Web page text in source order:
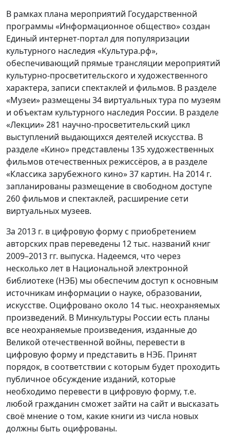
В рамках плана мероприятий Государственной
программы «Информационное общество» создан
Единый интернет-портал для популяризации
культурного наследия «Культура.рф»,
обеспечивающий прямые трансляции мероприятий
культурно-просветительского и художественного
характера, записи спектаклей и фильмов. В разделе
«Музеи» размещены 34 виртуальных тура по музеям
и объектам культурного наследия России. В разделе
«Лекции» 281 научно-просветительский цикл
выступлений выдающихся деятелей искусства. В
разделе «Кино» представлены 135 художественных
фильмов отечественных режиссёров, а в разделе
«Классика зарубежного кино» 37 картин. На 2014 г.
запланированы размещение в свободном доступе
260 фильмов и спектаклей, расширение сети
виртуальных музеев.
За 2013 г. в цифровую форму с приобретением
авторских прав переведены 12 тыс. названий книг
2009–2013 гг. выпуска. Надеемся, что через
несколько лет в Национальной электронной
библиотеке (НЭБ) мы обеспечим доступ к основным
источникам информации о науке, образовании,
искусстве. Оцифровано около 14 тыс. неохраняемых
произведений. В Минкультуры России есть планы
все неохраняемые произведения, изданные до
Великой отечественной войны, перевести в
цифровую форму и представить в НЭБ. Принят
порядок, в соответствии с которым будет проходить
публичное обсуждение изданий, которые
необходимо перевести в цифровую форму, т.е.
любой гражданин сможет зайти на сайт и высказать
своё мнение о том, какие книги из числа новых
должны быть оцифрованы.